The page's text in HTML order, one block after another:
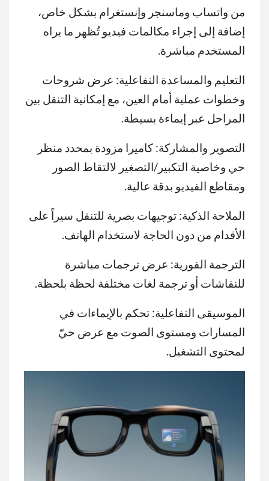
من واتساب وماسنجر وإنستغرام بشكل خاص،
إضافة إلى إجراء مكالمات فيديو تُظهر ما يراه
المستخدم مباشرة.
التعليم والمساعدة التفاعلية: عرض شروحات
وخطوات عملية أمام العين، مع إمكانية التنقل بين
المراحل عبر إيماءة بسيطة.
التصوير والمشاركة: كاميرا مزودة بمحدد منظر
حي وخاصية التكبير/التصغير لالتقاط الصور
ومقاطع الفيديو بدقة عالية.
الملاحة الذكية: توجيهات بصرية للتنقل سيراً على
الأقدام من دون الحاجة لاستخدام الهاتف.
الترجمة الفورية: عرض ترجمات مباشرة
للنقاشات أو ترجمة لغات مختلفة لحظة بلحظة.
الموسيقى التفاعلية: تحكم بالإيماءات في
المسارات ومستوى الصوت مع عرض حيّ
لمحتوى التشغيل.